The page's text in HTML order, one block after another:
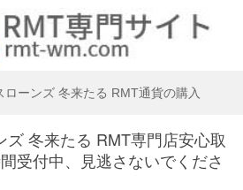
ローンズ 冬来たる RMT通貨の購入
冬来たる RMT専門店安心取
受付中、見逃さないでくださ